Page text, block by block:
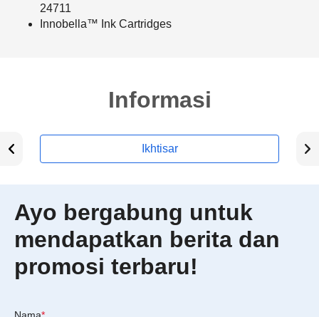
24711
Innobella™ Ink Cartridges
Informasi
Ikhtisar
Ayo bergabung untuk
mendapatkan berita dan
promosi terbaru!